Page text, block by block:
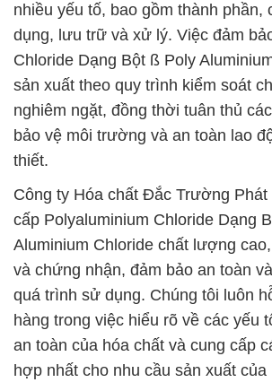
nhiều yếu tố, bao gồm thành phần,
dụng, lưu trữ và xử lý. Việc đảm
Chloride Dạng Bột ß Poly
sản xuất theo quy trình kiểm soát
nghiêm ngặt, đồng thời tuân thủ
bảo vệ môi trường và an toàn lao
thiết.
Công ty Hóa chất Đắc Trường Phát
cấp Polyaluminium Chloride Dạng
Aluminium Chloride chất lượng
và chứng nhận, đảm bảo an toàn
quá trình sử dụng. Chúng tôi luôn
hàng trong việc hiểu rõ về các yếu
an toàn của hóa chất và cung cấp
hợp nhất cho nhu cầu sản xuất của